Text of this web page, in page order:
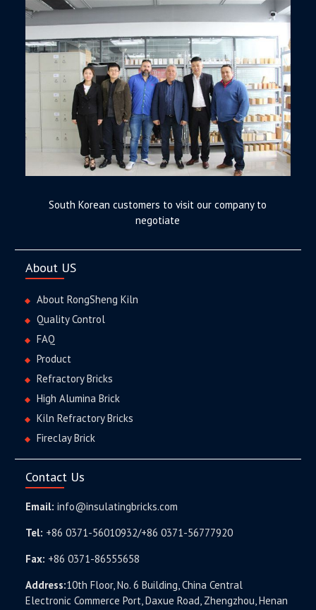
South Korean customers to visit our company to
negotiate
About US
About RongSheng Kiln
Quality Control
FAQ
Product
Refractory Bricks
High Alumina Brick
Kiln Refractory Bricks
Fireclay Brick
Contact Us
Email: info@insulatingbricks.com
Tel: +86 0371-56010932/+86 0371-56777920
Fax: +86 0371-86555658
Address:10th Floor, No. 6 Building, China Central
Electronic Commerce Port, Daxue Road, Zhengzhou, Henan